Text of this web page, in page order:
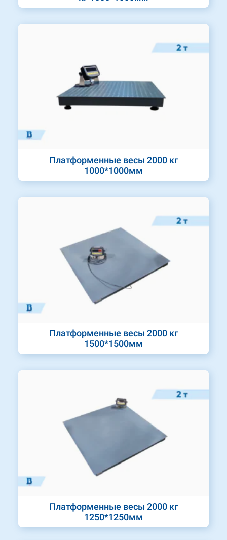
Платформенные весы 2000 кг
1000*1000мм
Платформенные весы 2000 кг
1500*1500мм
Платформенные весы 2000 кг
1250*1250мм